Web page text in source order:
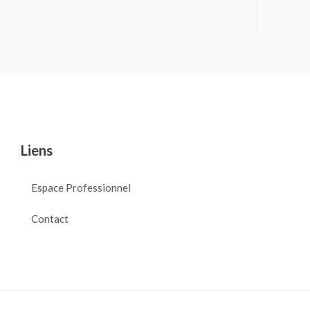
Liens
Espace Professionnel
Contact